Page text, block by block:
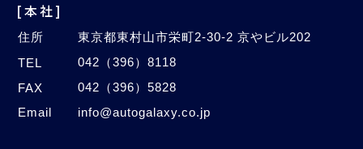
[本社]
住所
東京都東村山市栄町2-30-2 京やビル202
TEL
042（396）8118
FAX
042（396）5828
Email
info@autogalaxy.co.jp